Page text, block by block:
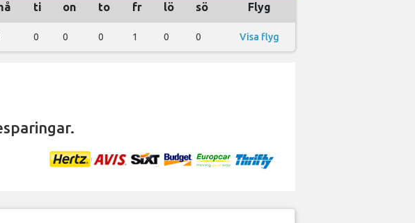
ti on to fr lö sö Flyg
0 0 0 1 0 0 Visa flyg